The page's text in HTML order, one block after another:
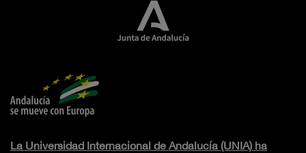
La Universidad Internacional de Andalucía (UNIA) ha